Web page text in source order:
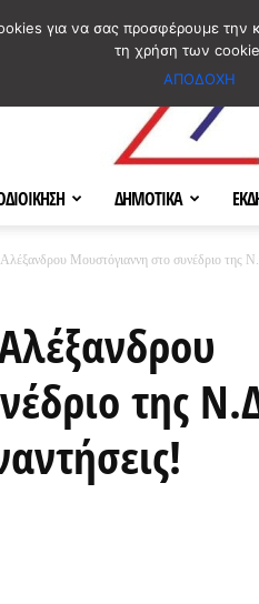
ΔΗΜΟΤΙΚΑ
Μουστόγιαννη στο συνέδριο της
της
για να σας προσφέρουμε
τη χρήση των
ΑΠΟΔΟΧΗ